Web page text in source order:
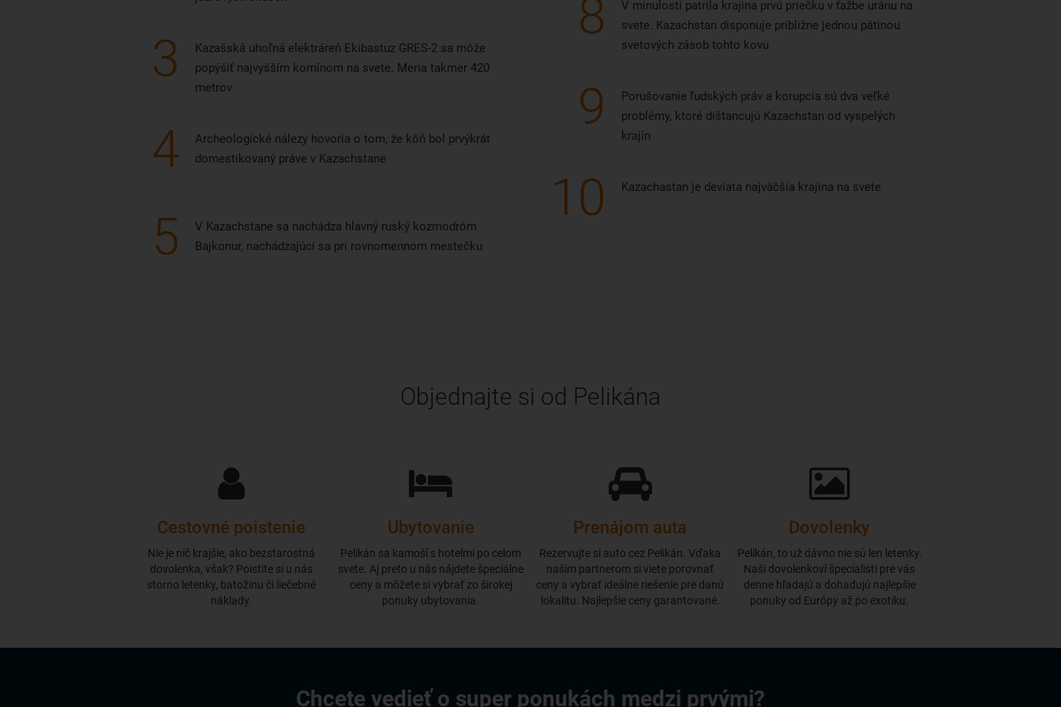
3
Kazašská uhoľná elektráreň Ekibastuz GRES-2 sa môže
popýšiť najvyšším komínom na svete. Meria takmer 420
metrov
4
Archeologické nálezy hovoria o tom, že kôň bol prvýkrát
domestikovaný práve v Kazachstane
5
V Kazachstane sa nachádza hlavný ruský kozmodróm
Bajkonur, nachádzajúci sa pri rovnomennom mestečku
8
V minulosti patrila krajina prvú priečku v ťažbe uránu na
svete. Kazachstan disponuje približne jednou pätinou
svetových zásob tohto kovu
9
Porušovanie ľudských práv a korupcia sú dva veľké
problémy, ktoré dištancujú Kazachstan od vyspelých
krajín
10 Kazachastan je deviata najväčšia krajina na svete
Objednajte si od Pelikána
Cestovné poistenie
Nie je nič krajšie, ako bezstarostná
dovolenka, však? Poistite si u nás
storno letenky, batožinu či liečebné
náklady.
Ubytovanie
Pelikán sa kamoší s hotelmi po celom
svete. Aj preto u nás nájdete špeciálne
ceny a môžete si vybrať zo širokej
ponuky ubytovania.
Prenájom auta
Rezervujte si auto cez Pelikán. Vďaka
našim partnerom si viete porovnať
ceny a vybrať ideálne riešenie pre danú
lokalitu. Najlepšie ceny garantované.
Dovolenky
Pelikán, to už dávno nie sú len letenky.
Naši dovolenkoví špecialisti pre vás
denne hľadajú a dohadujú najlepšie
ponuky od Európy až po exotiku.
Chcete vedieť o super ponukách medzi prvými?